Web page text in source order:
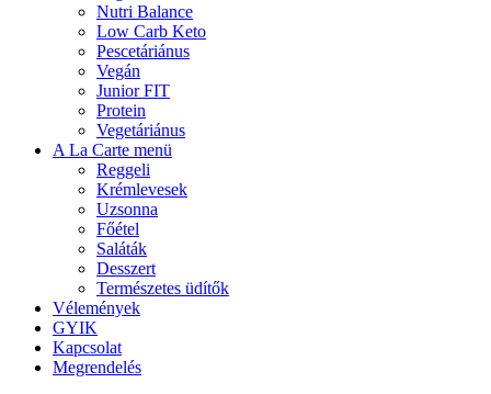
Nutri Balance
Low Carb Keto
Pescetáriánus
Vegán
Junior FIT
Protein
Vegetáriánus
A La Carte menü
Reggeli
Krémlevesek
Uzsonna
Főétel
Saláták
Desszert
Természetes üdítők
Vélemények
GYIK
Kapcsolat
Megrendelés